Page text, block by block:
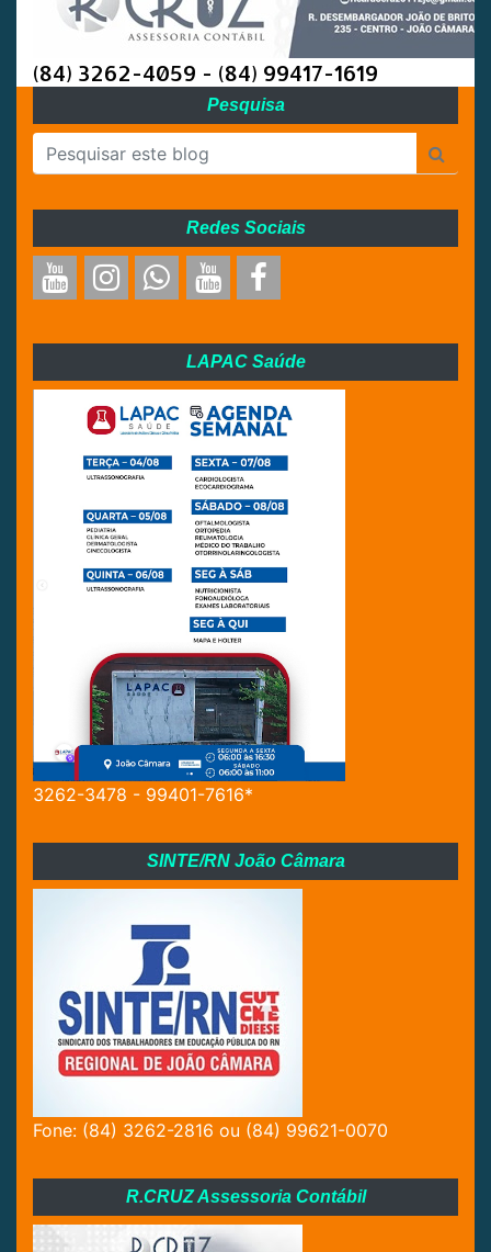
(84) 3262-4059 - (84) 99417-1619
Pesquisa
Redes Sociais
LAPAC Saúde
3262-3478 - 99401-7616*
SINTE/RN João Câmara
Fone: (84) 3262-2816 ou (84) 99621-0070
R.CRUZ Assessoria Contábil